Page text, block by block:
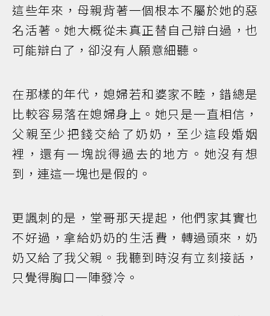
這些年來，母親背著一個根本不屬於她的惡
名活著。她大概從未真正替自己辯白過，也
可能辯白了，卻沒有人願意細聽。
在那樣的年代，媳婦若和婆家不睦，錯總是
比較容易落在媳婦身上。她只是一直相信，
父親至少把錢交給了奶奶，至少這段婚姻
裡，還有一塊說得過去的地方。她沒有想
到，連這一塊也是假的。
更諷刺的是，堂哥那天提起，他們家其實也
不好過，拿給奶奶的生活費，轉過頭來，奶
奶又給了我父親。我聽到時沒有立刻接話，
只覺得胸口一陣發冷。